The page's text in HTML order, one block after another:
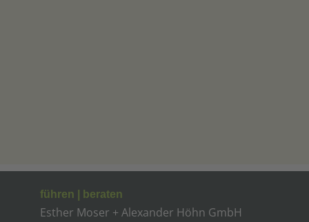
führen | beraten
Esther Moser + Alexander Höhn GmbH